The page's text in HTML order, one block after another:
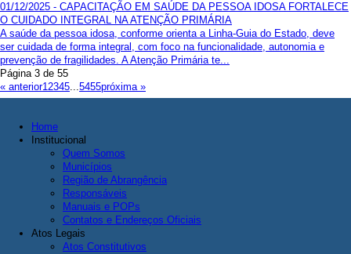
01/12/2025 - CAPACITAÇÃO EM SAÚDE DA PESSOA IDOSA FORTALECE
O CUIDADO INTEGRAL NA ATENÇÃO PRIMÁRIA
A saúde da pessoa idosa, conforme orienta a Linha-Guia do Estado, deve
ser cuidada de forma integral, com foco na funcionalidade, autonomia e
prevenção de fragilidades. A Atenção Primária te...
Página 3 de 55
« anterior12345...5455próxima »
Home
Institucional
Quem Somos
Municípios
Região de Abrangência
Responsáveis
Manuais e POPs
Contatos e Endereços Oficiais
Atos Legais
Atos Constitutivos